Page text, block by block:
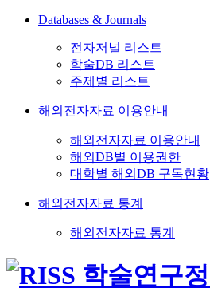
Databases & Journals
전자저널 리스트
학술DB 리스트
주제별 리스트
해외전자자료 이용안내
해외전자자료 이용안내
해외DB별 이용권한
대학별 해외DB 구독현황
해외전자자료 통계
해외전자자료 통계